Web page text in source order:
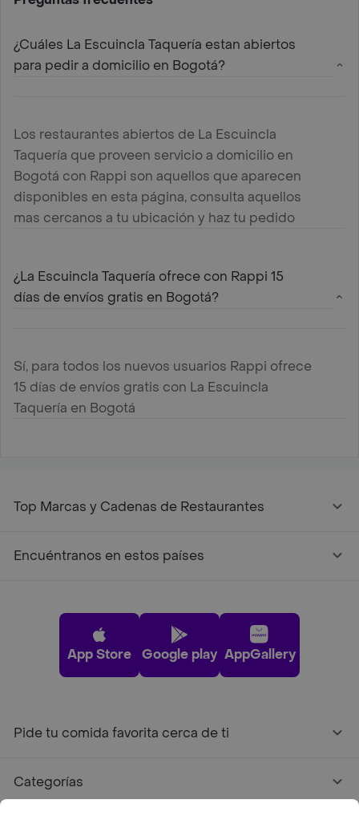
¿Cuáles La Escuincla Taquería estan abiertos
para pedir a domicilio en Bogotá?
Los restaurantes abiertos de La Escuincla
Taquería que proveen servicio a domicilio en
Bogotá con Rappi son aquellos que aparecen
disponibles en esta página, consulta aquellos
mas cercanos a tu ubicación y haz tu pedido
¿La Escuincla Taquería ofrece con Rappi 15
días de envíos gratis en Bogotá?
Sí, para todos los nuevos usuarios Rappi ofrece
15 días de envíos gratis con La Escuincla
Taquería en Bogotá
Top Marcas y Cadenas de Restaurantes
Encuéntranos en estos países
App Store Google play AppGallery
Pide tu comida favorita cerca de ti
Categorías